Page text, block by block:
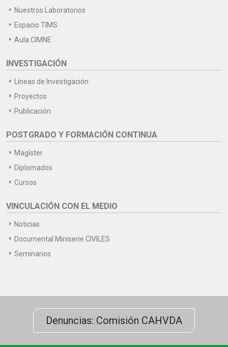
Nuestros Laboratorios
Espacio TIMS
Aula CIMNE
INVESTIGACIÓN
Líneas de Investigación
Proyectos
Publicación
POSTGRADO Y FORMACIÓN CONTINUA
Magíster
Diplomados
Cursos
VINCULACIÓN CON EL MEDIO
Noticias
Documental Miniserie CIVILES
Seminarios
Denuncias: Comisión CAHVDA